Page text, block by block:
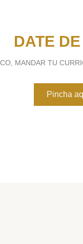
DATE
MANDAR TU
Pincha